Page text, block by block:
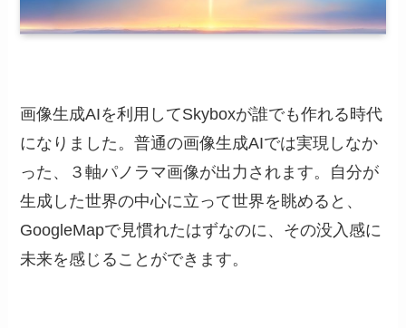
画像生成AIを利用してSkyboxが誰でも作れる時代
になりました。普通の画像生成AIでは実現しなか
った、３軸パノラマ画像が出力されます。自分が
生成した世界の中心に立って世界を眺めると、
GoogleMapで見慣れたはずなのに、その没入感に
未来を感じることができます。